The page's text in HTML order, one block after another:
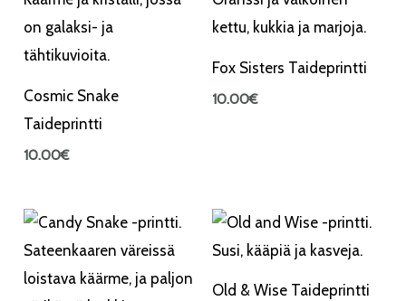
Cosmic Snake
Taideprintti
10.00€
Fox Sisters Taideprintti
10.00€
Old & Wise Taideprintti